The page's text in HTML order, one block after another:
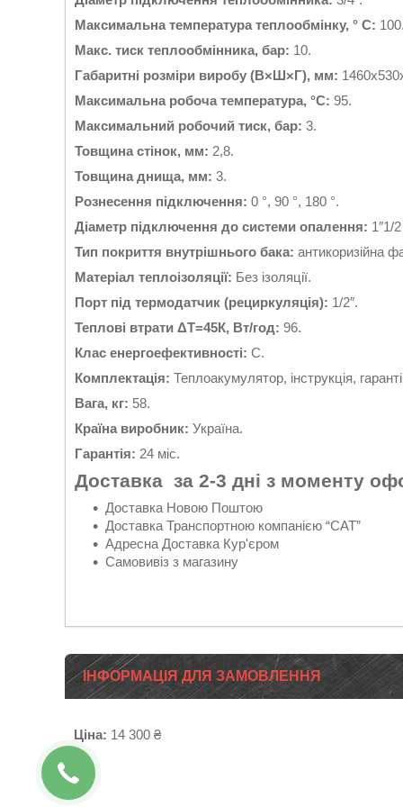
Максимальна температура теплообмінку, ° C:
Макс. тиск теплообмінника, бар: 10.
Габаритні розміри виробу (В×Ш×Г), мм:
Максимальна робоча температура, °C: 95.
Максимальний робочий тиск, бар: 3.
Товщина стінок, мм: 2,8.
Товщина днища, мм: 3.
Рознесення підключення: 0 °, 90 °, 180 °.
Діаметр підключення до системи опалення: 1″1/2
Тип покриття внутрішнього бака: антикоризійна
Матеріал теплоізоляції: Без ізоляції.
Порт під термодатчик (рециркуляція): 1/2″.
Теплові втрати ΔT=45К, Вт/год: 96.
Клас енергоефективності: C.
Комплектація: Теплоакумулятор, інструкція,
Вага, кг: 58.
Країна виробник: Україна.
Гарантія: 24 міс.
Доставка за 2-3 дні з моменту
Доставка Новою Поштою
Доставка Транспортною компанією “САТ”
Адресна Доставка Кур'єром
Самовивіз з магазину
ІНФОРМАЦІЯ ДЛЯ ЗАМОВЛЕННЯ
Ціна: 14 300 ₴